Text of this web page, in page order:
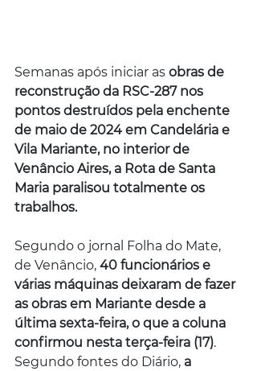
Semanas após iniciar as obras de
reconstrução da RSC-287 nos
pontos destruídos pela enchente
de maio de 2024 em Candelária e
Vila Mariante, no interior de
Venâncio Aires, a Rota de Santa
Maria paralisou totalmente os
trabalhos.
Segundo o jornal Folha do Mate,
de Venâncio, 40 funcionários e
várias máquinas deixaram de fazer
as obras em Mariante desde a
última sexta-feira, o que a coluna
confirmou nesta terça-feira (17).
Segundo fontes do Diário, a